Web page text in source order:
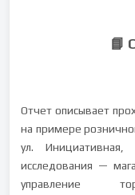
📘
Отчет описывает
на примере
ул.
исследования —
управление